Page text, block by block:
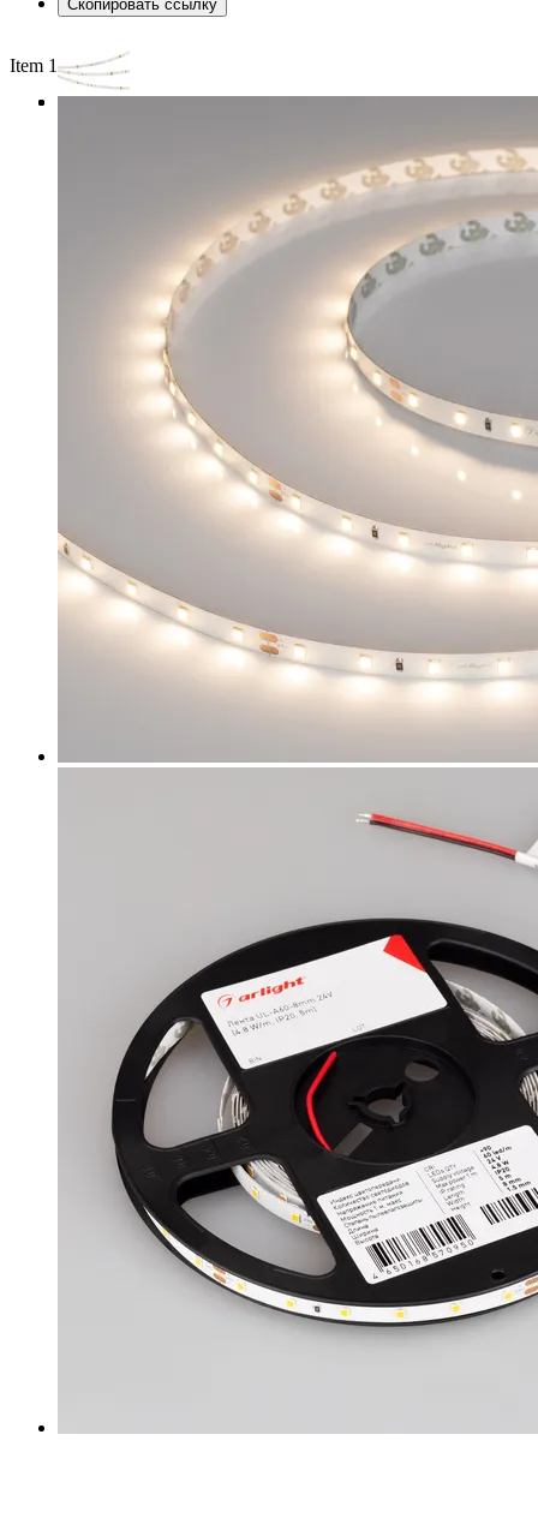
Скопировать ссылку
Item 1 of 3